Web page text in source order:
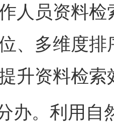
人员资料
、多维度
升资料检索
。利用自